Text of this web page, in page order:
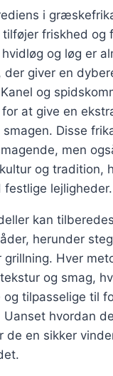
i
tilføjer friskhed og
og løg er
der giver en
og
at give en
Disse
men
og tradition,
festlige lejligheder.
kan
herunder
grillning. Hver
og smag,
og tilpasselige til
hvordan de
de en sikker